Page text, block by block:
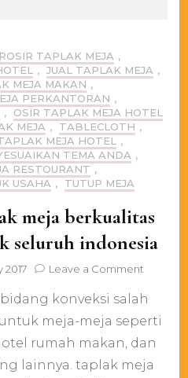
TAPLAK MEJA ,
, JUAL TAPLAK MEJA ,
MEJA MAKAN ,
PERKANTORAN ,
,
OSIR TAPLAK MEJA HOTEL
MEJA , TABLECLOTH ,
MEJA HOTEL
,
TEMA ANDA ,
RESTOURANT ,
USAHA , TUTUP MEJA
meja berkualitas
seluruh indonesia
2017 Leave a Commenton
taplak
meja
untuk
konveksi salah
meja-meja seperti
rumah makan, dan
lainnya. taplak meja